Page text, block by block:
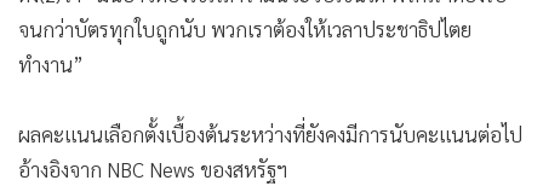
จะพลิกเป็นรัฐสีแดงภายใต้บังเหียนของผู้ว่าการรัฐจากพรรครีพับ
ลิกันหรือ GOP เหมือนเช่นในอดีตเมื่อปี 2006 ที่อดีตผู้ว่าการรัฐ
เซเน็กเกอร์ ได้รับการเลือกตั้งกลับเข้ามาสำเร็จ